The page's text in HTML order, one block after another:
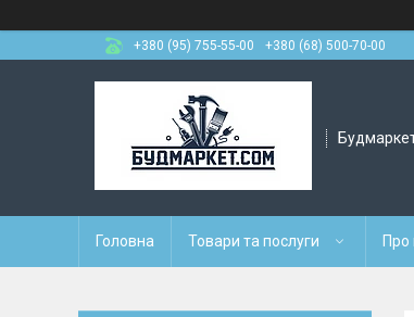
+380 (95) 755-55-00
+380 (68) 500-70-00
Головна Товари та послуги Про